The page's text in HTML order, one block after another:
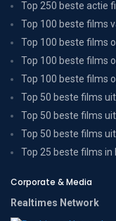
Top 250 beste actie
Top 100 beste films
Top 100 beste films
Top 100 beste films
Top 100 beste films
Top 50 beste films
Top 50 beste films
Top 50 beste films
Top 25 beste films in
Corporate & Media
Realtimes Network